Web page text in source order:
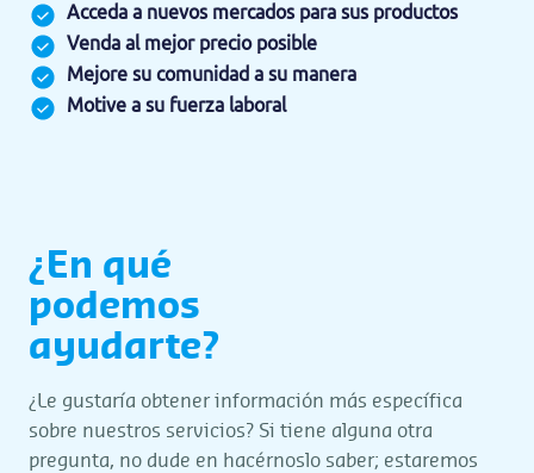
Acceda a nuevos mercados para sus productos
Venda al mejor precio posible
Mejore su comunidad a su manera
Motive a su fuerza laboral
¿En qué
podemos
ayudarte?
¿Le gustaría obtener información más específica
sobre nuestros servicios? Si tiene alguna otra
pregunta, no dude en hacérnoslo saber; estaremos